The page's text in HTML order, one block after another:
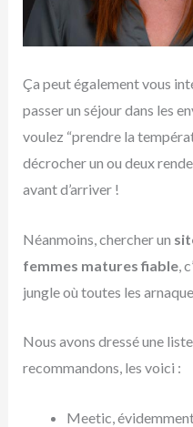
Ça peut également vous
passer un séjour dans les
voulez “prendre la
décrocher un ou deux
avant d’arriver !
Néanmoins, chercher un
femmes matures fiable,
jungle où toutes les
Nous avons dressé une
recommandons, les voici :
Meetic,